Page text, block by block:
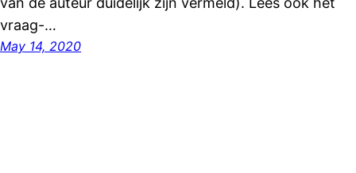
vraag-…
May 14, 2020